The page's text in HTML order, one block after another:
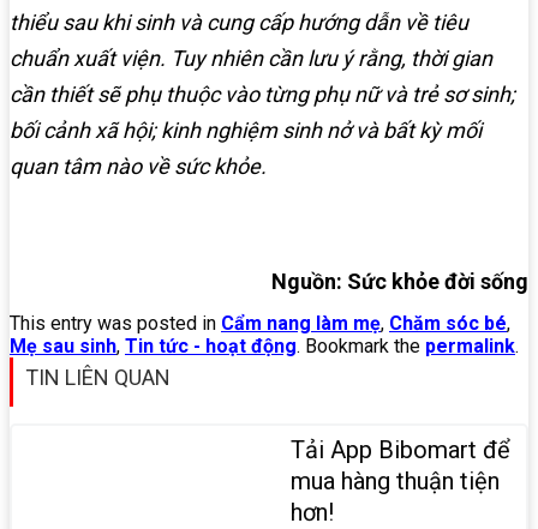
thiểu sau khi sinh và cung cấp hướng dẫn về tiêu
chuẩn xuất viện. Tuy nhiên cần lưu ý rằng, thời gian
cần thiết sẽ phụ thuộc vào từng phụ nữ và trẻ sơ sinh;
bối cảnh xã hội; kinh nghiệm sinh nở và bất kỳ mối
quan tâm nào về sức khỏe.
Nguồn: Sức khỏe đời sống
This entry was posted in Cẩm nang làm mẹ, Chăm sóc bé,
Mẹ sau sinh, Tin tức - hoạt động. Bookmark the permalink.
TIN LIÊN QUAN
Tải App Bibomart để
mua hàng thuận tiện
hơn!